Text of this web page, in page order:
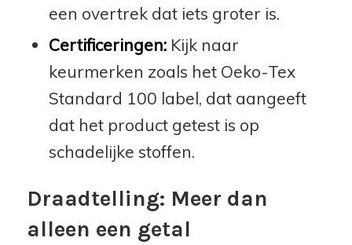
een overtrek dat iets groter is.
Certificeringen:Kijk naar
keurmerken zoals het Oeko-Tex
Standard 100 label, dat aangeeft
dat het product getest is op
schadelijke stoffen.
Draadtelling: Meer dan
alleen een getal